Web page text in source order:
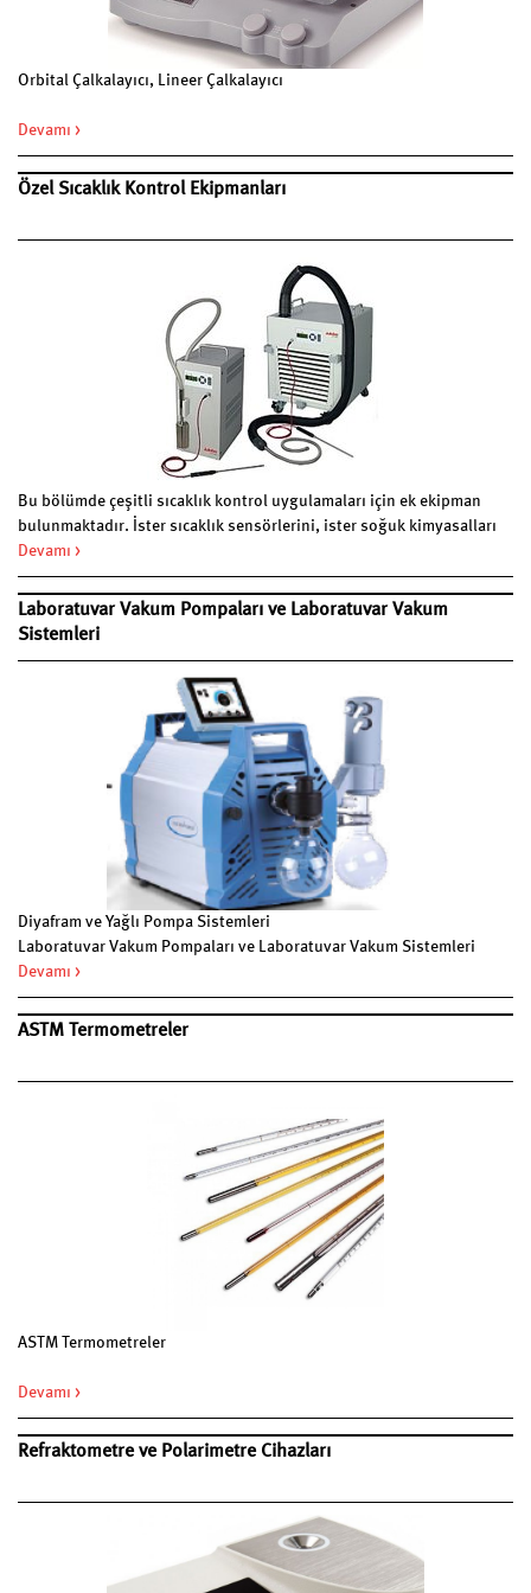
önemli bir oyuncu haline getirir.
Orbital Çalkalayıcı, Lineer Çalkalayıcı
Devamı >
Özel Sıcaklık Kontrol Ekipmanları
Bu bölümde çeşitli sıcaklık kontrol uygulamaları için ek ekipman
bulunmaktadır. İster sıcaklık sensörlerini, ister soğuk kimyasalları
kalibre edin, ister 'en iyi' bira tarihini belirleyin - kapsamlı JULABO
programı neredeyse her uygulama için özel bir çözüm sağlar.
Devamı >
Laboratuvar Vakum Pompaları ve Laboratuvar Vakum
Sistemleri
Diyafram ve Yağlı Pompa Sistemleri
Laboratuvar Vakum Pompaları ve Laboratuvar Vakum Sistemleri
Devamı >
ASTM Termometreler
ASTM Termometreler
Devamı >
Refraktometre ve Polarimetre Cihazları